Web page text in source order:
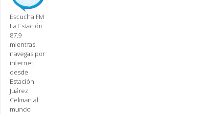
Escucha FM
La Estación
87.9
mientras
navegas por
internet,
desde
Estación
Juárez
Celman al
mundo